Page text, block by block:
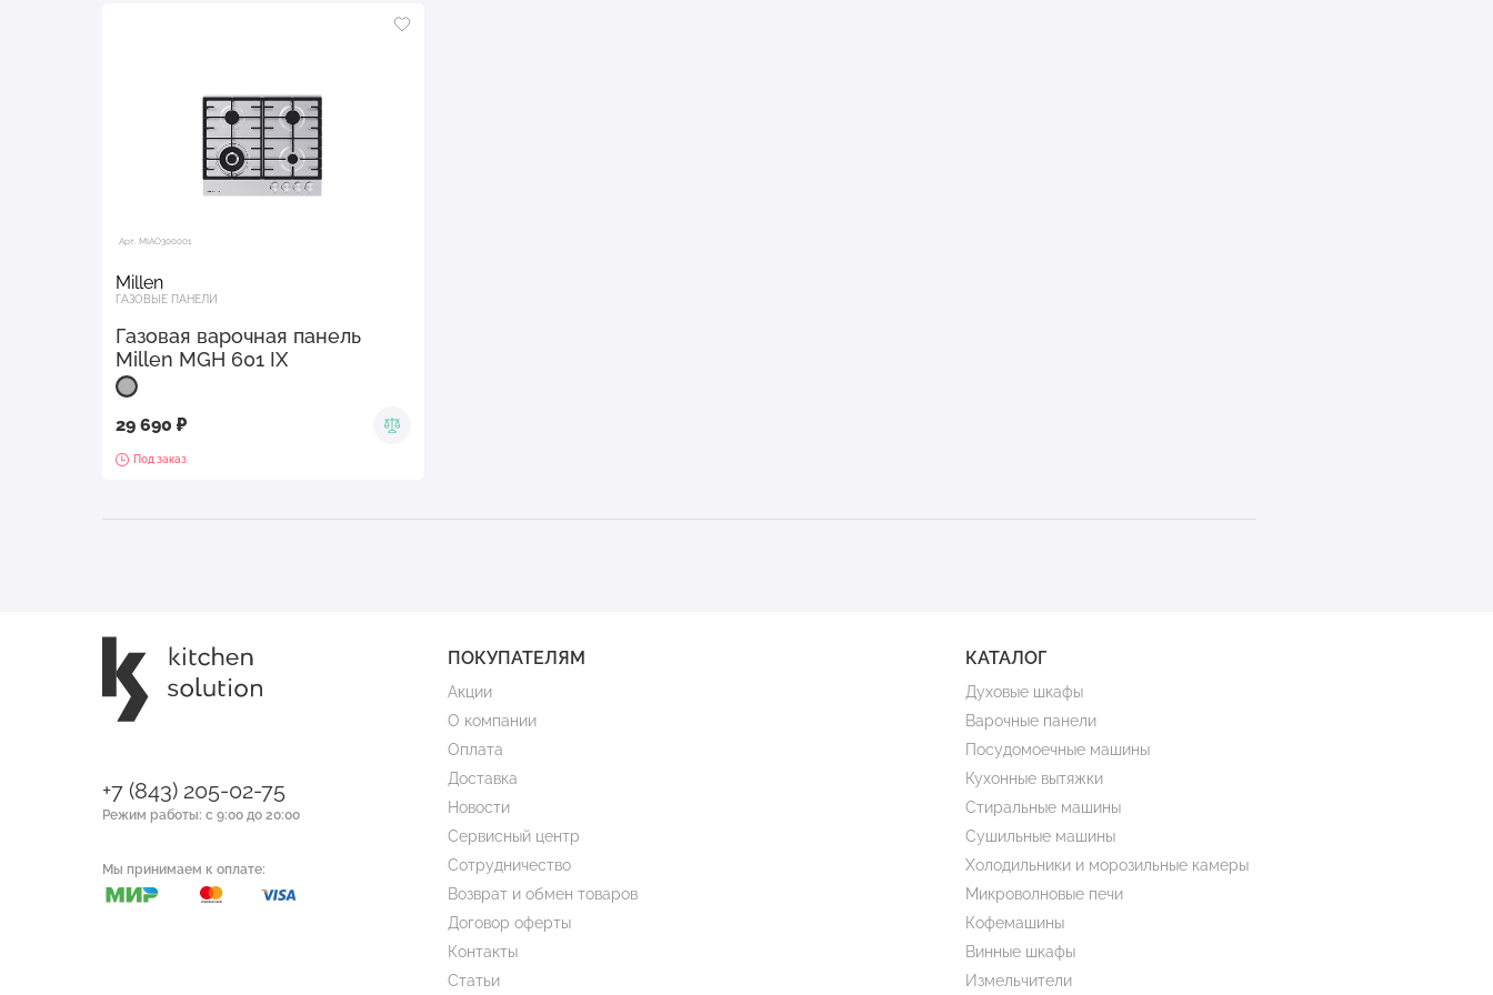
Арт. MIAO300001
Millen
ГАЗОВЫЕ ПАНЕЛИ
Газовая варочная панель
Millen MGH 601 IX
29 690 ₽
Под заказ
+7 (843) 205-02-75
Режим работы: с 9:00 до 20:00
Мы принимаем к оплате:
ПОКУПАТЕЛЯМ
Акции
О компании
Оплата
Доставка
Новости
Сервисный центр
Сотрудничество
Возврат и обмен товаров
Договор оферты
Контакты
Статьи
КАТАЛОГ
Духовые шкафы
Варочные панели
Посудомоечные машины
Кухонные вытяжки
Стиральные машины
Сушильные машины
Холодильники и морозильные камеры
Микроволновые печи
Кофемашины
Винные шкафы
Измельчители